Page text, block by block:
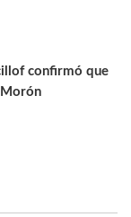
confirmó que